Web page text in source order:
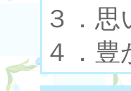
３．
４．